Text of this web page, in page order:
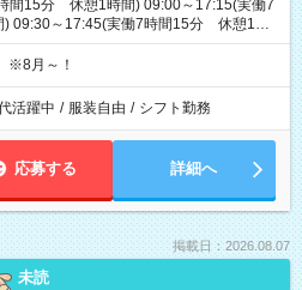
間15分 休憩1時間) 09:00～17:15(実働7
09:30～17:45(実働7時間15分 休憩1時
1回程度遅番あります(在宅勤務OK) ※配
※8月～！
活躍中 / 服装自由 / シフト勤務
応募する 詳細へ
掲載日：2026.08.07
未読